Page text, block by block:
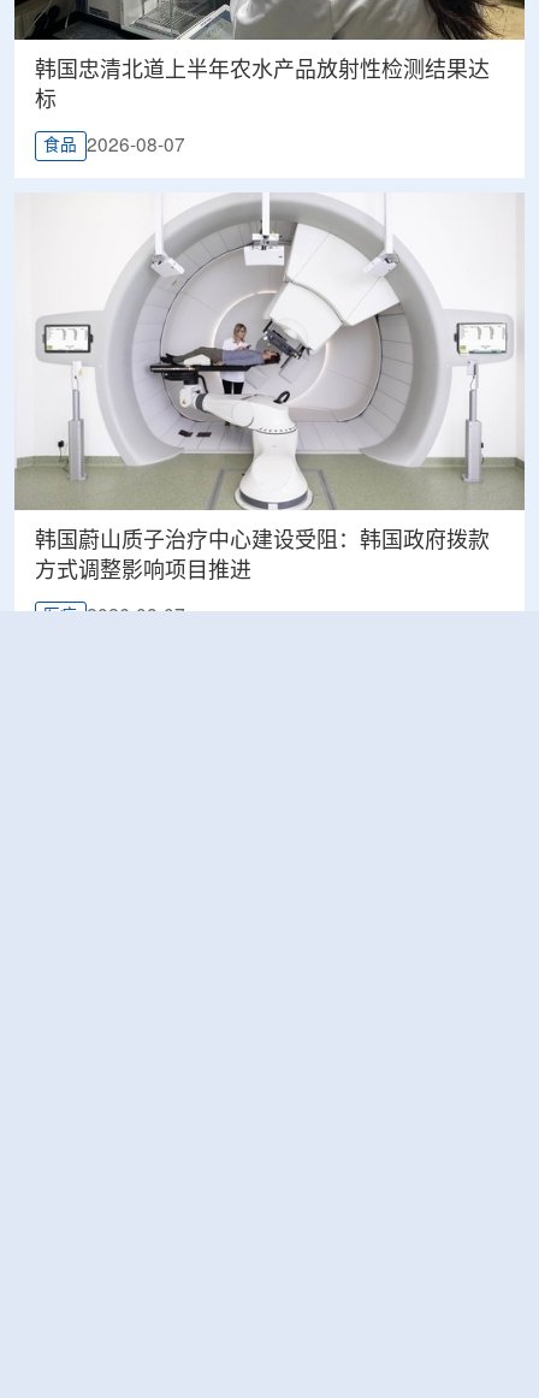
韩国忠清北道上半年农水产品放射性检测结果达
标
食品 2026-08-07
韩国蔚山质子治疗中心建设受阻：韩国政府拨款
方式调整影响项目推进
医疗 2026-08-07